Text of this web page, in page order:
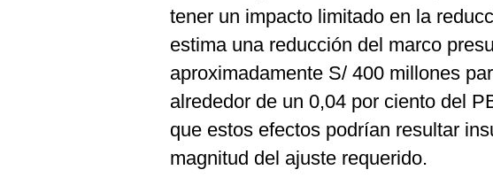
tener un impacto limitado en la
estima una reducción del marco
aproximadamente S/ 400 millones
alrededor de un 0,04 por ciento del
que estos efectos podrían resultar
magnitud del ajuste requerido.